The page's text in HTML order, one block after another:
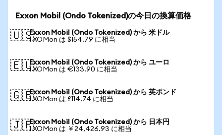
Exxon Mobil (Ondo Tokenized)の今日の換算価格
🇺🇸Exxon Mobil (Ondo Tokenized) から 米ドル
1 XOMon は $154.79 に相当
🇪🇺Exxon Mobil (Ondo Tokenized) から ユーロ
1 XOMon は €133.90 に相当
🇬🇧Exxon Mobil (Ondo Tokenized) から 英ポンド
1 XOMon は £114.74 に相当
🇯🇵Exxon Mobil (Ondo Tokenized) から 日本円
1 XOMon は ￥24,426.93 に相当